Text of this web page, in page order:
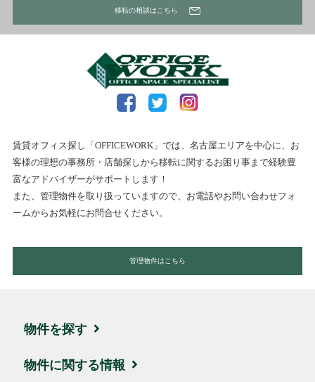
移転の相談はこちら
賃貸オフィス探し「OFFICEWORK」では、名古屋エリアを中心に、お
客様の理想の事務所・店舗探しから移転に関するお困り事まで経験豊
富なアドバイザーがサポートします！
また、管理物件を取り扱っていますので、お電話やお問い合わせフォ
ームからお気軽にお問合せください。
管理物件はこちら
物件を探す
エリア・住所から探す
物件に関する情報